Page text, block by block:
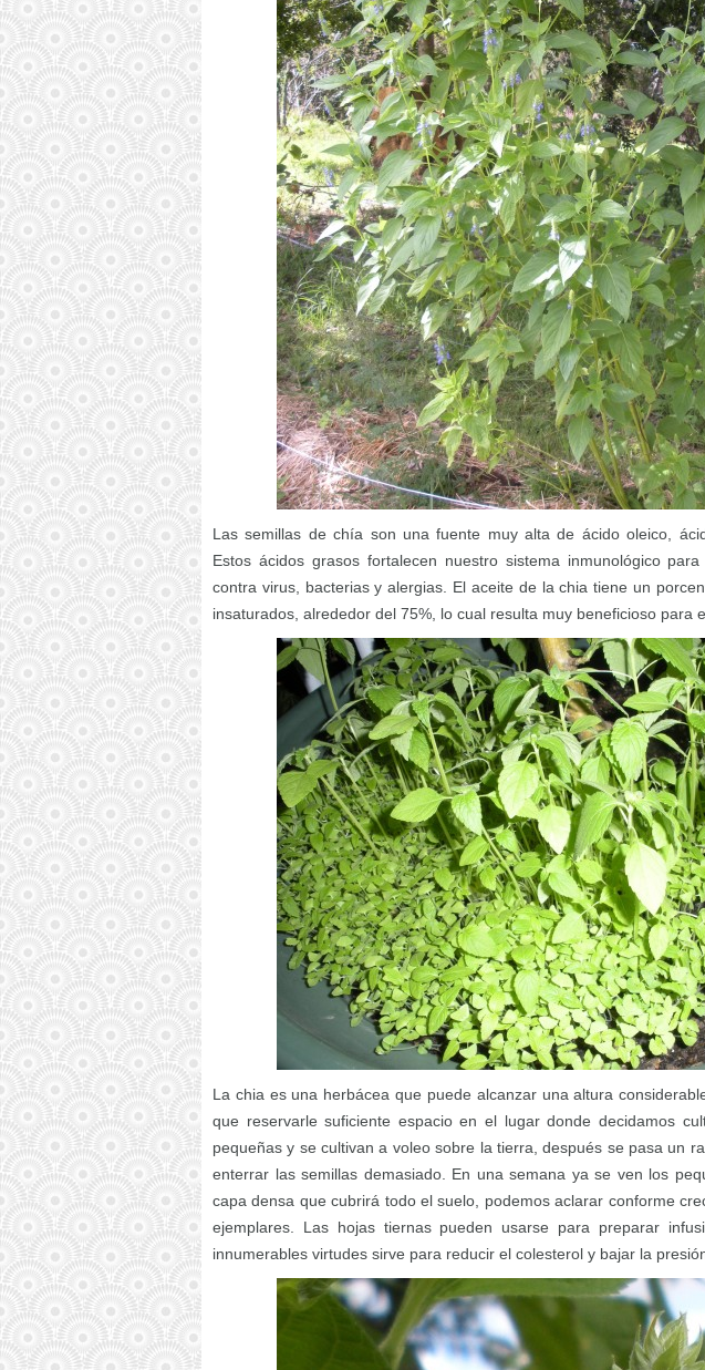
Las semillas de chía son una fuente muy alta de ácido oleico,
Estos ácidos grasos fortalecen nuestro sistema inmunológico
contra virus, bacterias y alergias. El aceite de la chia tiene un
insaturados, alrededor del 75%, lo cual resulta muy beneficioso para
La chia es una herbácea que puede alcanzar una altura
que reservarle suficiente espacio en el lugar donde decidamos
pequeñas y se cultivan a voleo sobre la tierra, después se pasa un
enterrar las semillas demasiado. En una semana ya se ven los
capa densa que cubrirá todo el suelo, podemos aclarar conforme
ejemplares. Las hojas tiernas pueden usarse para preparar
innumerables virtudes sirve para reducir el colesterol y bajar la